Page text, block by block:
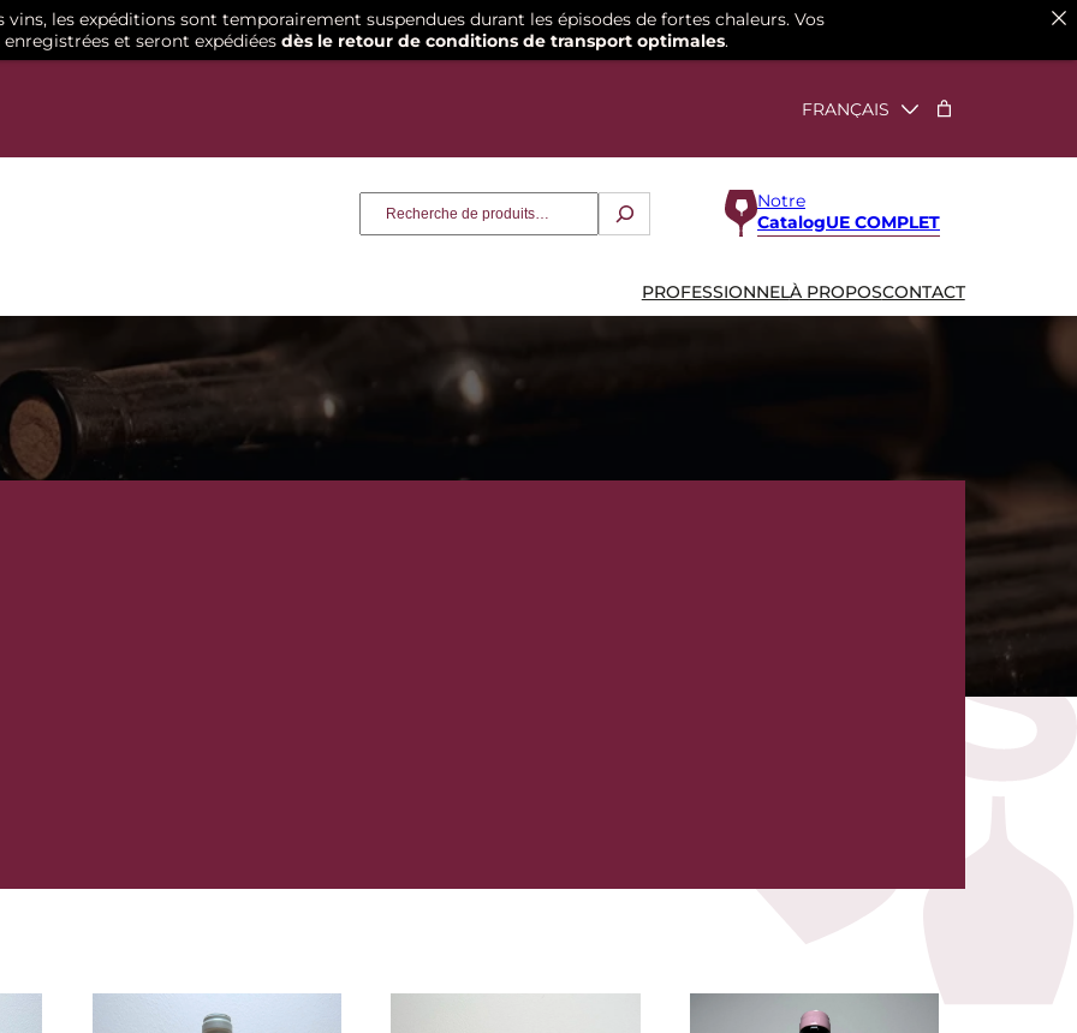
Notre
CatalogUE COMPLET
PROFESSIONNELÀ PROPOSCONTACT
les expéditions sont temporairement suspendues durant les épisodes de fortes chaleurs. Vos
et seront expédiées dès le retour de conditions de transport optimales.